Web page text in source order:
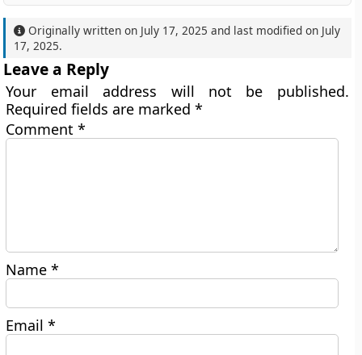
Originally written on July 17, 2025 and last modified on July
17, 2025.
Leave a Reply
Your email address will not be published.
Required fields are marked*
Comment*
Name*
Email*